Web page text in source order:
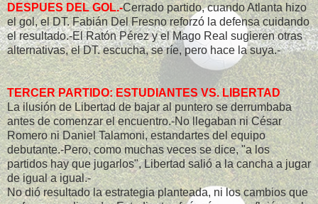
DESPUES DEL GOL.-Cerrado partido, cuando Atlanta hizo
el gol, el DT. Fabián Del Fresno reforzó la defensa cuidando
el resultado.-El Ratón Pérez y el Mago Real sugieren otras
alternativas, el DT. escucha, se ríe, pero hace la suya.-
TERCER PARTIDO: ESTUDIANTES VS. LIBERTAD
La ilusión de Libertad de bajar al puntero se derrumbaba
antes de comenzar el encuentro.-No llegaban ni César
Romero ni Daniel Talamoni, estandartes del equipo
debutante.-Pero, como muchas veces se dice, "a los
partidos hay que jugarlos", Libertad salió a la cancha a jugar
de igual a igual.-
No dió resultado la estrategia planteada, ni los cambios que